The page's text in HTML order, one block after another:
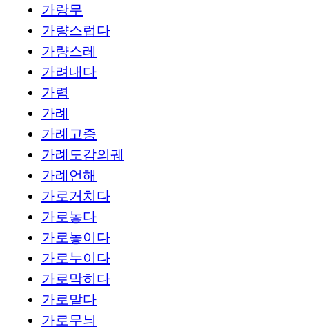
가랑무
가량스럽다
가량스레
가려내다
가렴
가례
가례고증
가례도감의궤
가례언해
가로거치다
가로놓다
가로놓이다
가로누이다
가로막히다
가로맡다
가로무늬